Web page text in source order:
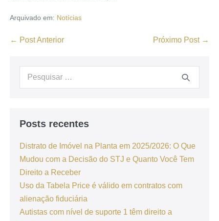
Arquivado em: Notícias
← Post Anterior Próximo Post →
Posts recentes
Distrato de Imóvel na Planta em 2025/2026: O Que
Mudou com a Decisão do STJ e Quanto Você Tem
Direito a Receber
Uso da Tabela Price é válido em contratos com
alienação fiduciária
Autistas com nível de suporte 1 têm direito a